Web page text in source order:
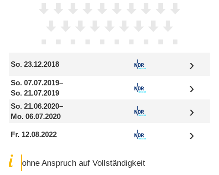
So. 23.12.2018
So. 07.07.2019–
So. 21.07.2019
So. 21.06.2020–
Mo. 06.07.2020
Fr. 12.08.2022
ohne Anspruch auf Vollständigkeit